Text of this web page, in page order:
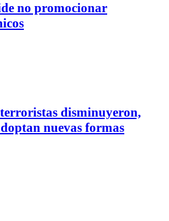
no promocionar
disminuyeron,
nuevas formas